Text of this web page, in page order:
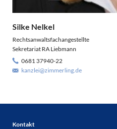
Silke Nelkel
Rechtsanwaltsfachangestellte
Sekretariat RA Liebmann
0681 37940-22
kanzlei@zimmerling.de
Kontakt